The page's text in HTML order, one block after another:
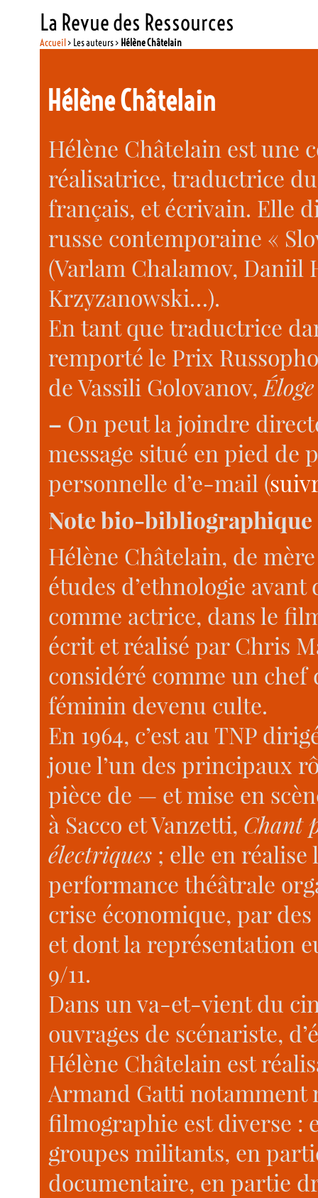
La Revue des Ressources
Accueil> Les auteurs > Hélène Châtelain
Hélène Châtelain
Hélène Châtelain est une
réalisatrice, traductrice
français, et écrivain. Elle
russe contemporaine «
(Varlam Chalamov, Daniil
Krzyzanowski…).
En tant que traductrice
remporté le Prix
de Vassili Golovanov,
– On peut la joindre
message situé en pied de
personnelle d’e-mail (
Note bio-bibliographique
Hélène Châtelain, de
études d’ethnologie
comme actrice, dans le
écrit et réalisé par Chris
considéré comme un
féminin devenu culte.
En 1964, c’est au TNP
joue l’un des principaux
pièce de — et mise en
à Sacco et Vanzetti, Chant
électriques; elle en réalise
performance théâtrale
crise économique, par
et dont la représentation
9/11.
Dans un va-et-vient du
ouvrages de scénariste,
Hélène Châtelain est
Armand Gatti notamment
filmographie est diverse :
groupes militants, en
documentaire, en partie